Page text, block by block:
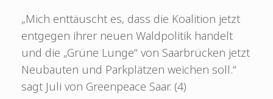
„Mich enttäuscht es, dass die Koalition jetzt
entgegen ihrer neuen Waldpolitik handelt
und die „Grüne Lunge“ von Saarbrücken jetzt
Neubauten und Parkplätzen weichen soll.“
sagt Juli von Greenpeace Saar. (4)